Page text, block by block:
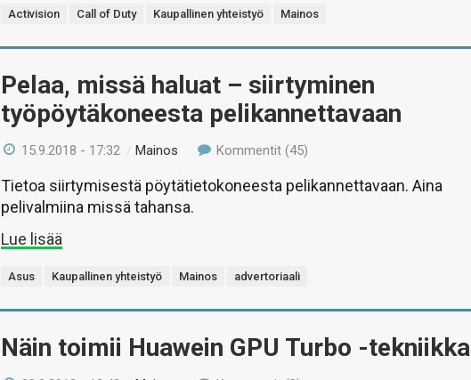
Activision Call of Duty Kaupallinen yhteistyö Mainos
Pelaa, missä haluat – siirtyminen
työpöytäkoneesta pelikannettavaan
15.9.2018 - 17:32 /Mainos Kommentit (45)
Tietoa siirtymisestä pöytätietokoneesta pelikannettavaan. Aina
pelivalmiina missä tahansa.
Lue lisää
Asus Kaupallinen yhteistyö Mainos advertoriaali
Näin toimii Huawein GPU Turbo -tekniikka